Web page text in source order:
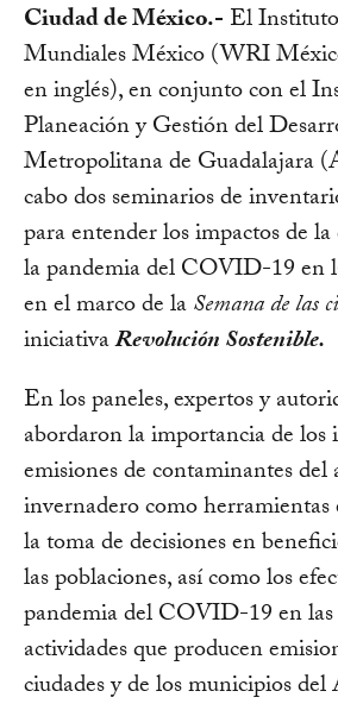
Ciudad de México.- El
Mundiales México (WRI
en inglés), en conjunto con el
Planeación y Gestión del
Metropolitana de Guadalajara
cabo dos seminarios de
para entender los impactos de
la pandemia del COVID-19 en
en el marco de laSemana de las
iniciativaRevolución Sostenible.
En los paneles, expertos y
abordaron la importancia de los
emisiones de contaminantes del
invernadero como herramientas
la toma de decisiones en
las poblaciones, así como los
pandemia del COVID-19 en
actividades que producen
ciudades y de los municipios